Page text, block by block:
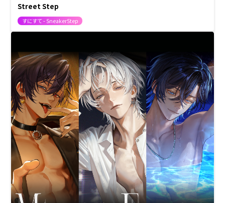
Street Step
すにすて - SneakerStep